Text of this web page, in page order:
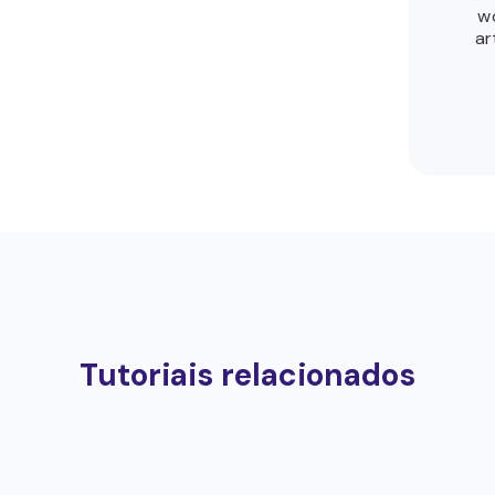
Tutoriais relacionados